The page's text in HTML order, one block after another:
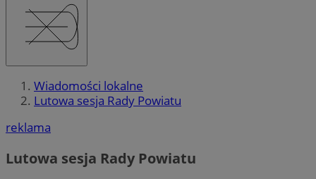
Wiadomości lokalne
Lutowa sesja Rady Powiatu
reklama
Lutowa sesja Rady Powiatu